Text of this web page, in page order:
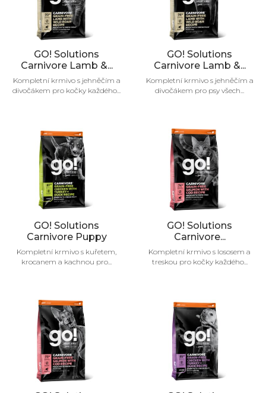
GO! Solutions
Carnivore Lamb &...
Kompletní krmivo s jehněčím a
divočákem pro kočky každého...
GO! Solutions
Carnivore Lamb &...
Kompletní krmivo s jehněčím a
divočákem pro psy všech...
GO! Solutions
Carnivore Puppy
Kompletní krmivo s kuřetem,
krocanem a kachnou pro...
GO! Solutions
Carnivore...
Kompletní krmivo s lososem a
treskou pro kočky každého...